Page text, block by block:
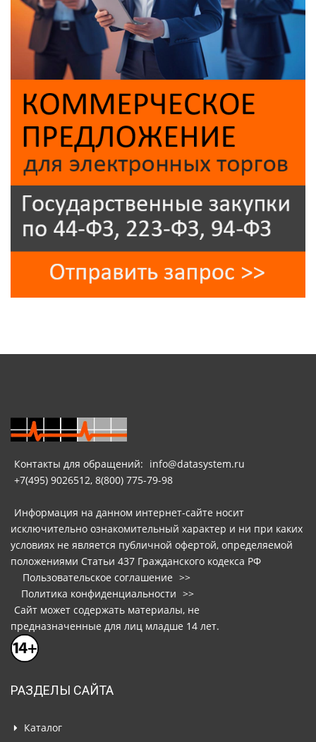
Контакты для обращений: info@datasystem.ru
+7(495) 9026512, 8(800) 775-79-98
Информация на данном интернет-сайте носит
исключительно ознакомительный характер и ни при каких
условиях не является публичной офертой, определяемой
положениями Статьи 437 Гражданского кодекса РФ
Пользовательское соглашение >>
Политика конфиденциальности >>
Сайт может содержать материалы, не
предназначенные для лиц младше 14 лет.
РАЗДЕЛЫ САЙТА
Каталог